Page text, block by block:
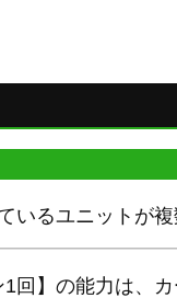
いるユニットが
回】の能力は、